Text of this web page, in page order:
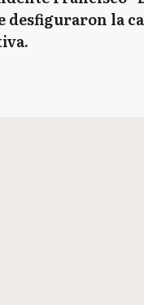
desfiguraron la